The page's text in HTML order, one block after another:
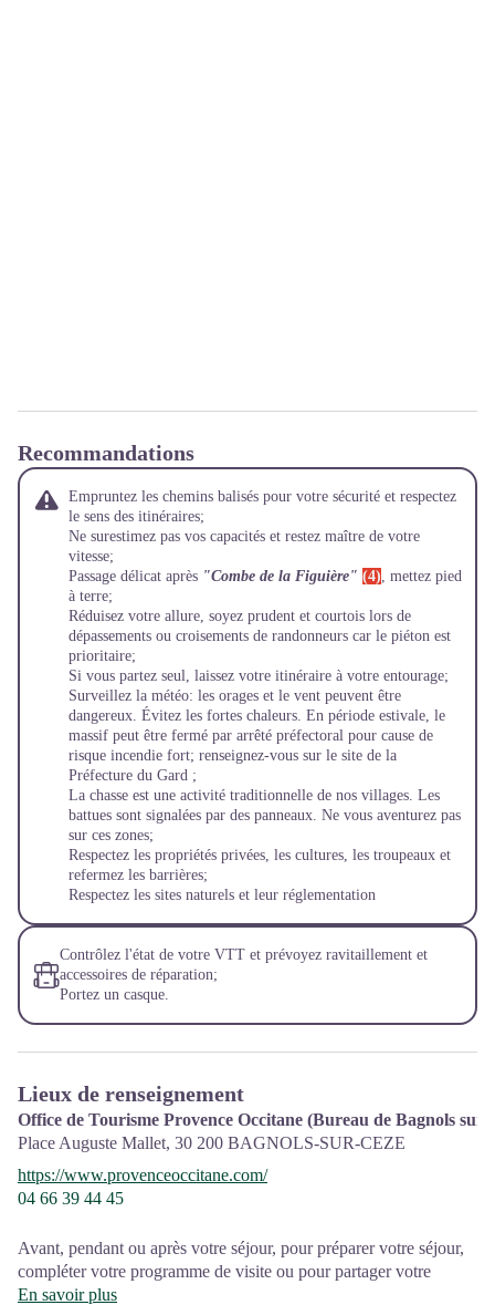
Recommandations
Empruntez les chemins balisés pour votre sécurité et respectez
le sens des itinéraires;
Ne surestimez pas vos capacités et restez maître de votre
vitesse;
Passage délicat après "Combe de la Figuière" (4), mettez pied
à terre;
Réduisez votre allure, soyez prudent et courtois lors de
dépassements ou croisements de randonneurs car le piéton est
prioritaire;
Si vous partez seul, laissez votre itinéraire à votre entourage;
Surveillez la météo: les orages et le vent peuvent être
dangereux. Évitez les fortes chaleurs. En période estivale, le
massif peut être fermé par arrêté préfectoral pour cause de
risque incendie fort; renseignez-vous sur le site de la
Préfecture du Gard ;
La chasse est une activité traditionnelle de nos villages. Les
battues sont signalées par des panneaux. Ne vous aventurez pas
sur ces zones;
Respectez les propriétés privées, les cultures, les troupeaux et
refermez les barrières;
Respectez les sites naturels et leur réglementation
Contrôlez l'état de votre VTT et prévoyez ravitaillement et
accessoires de réparation;
Portez un casque.
Lieux de renseignement
Office de Tourisme Provence Occitane (Bureau de Bagnols sur
Place Auguste Mallet, 30 200 BAGNOLS-SUR-CEZE
https://www.provenceoccitane.com/
04 66 39 44 45
Avant, pendant ou après votre séjour, pour préparer votre séjour,
compléter votre programme de visite ou pour partager votre
expérience, les conseillères en séjour des différents Comptoirs
En savoir plus